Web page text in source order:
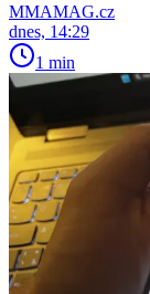
MMAMAG.cz
dnes, 14:29
1 min